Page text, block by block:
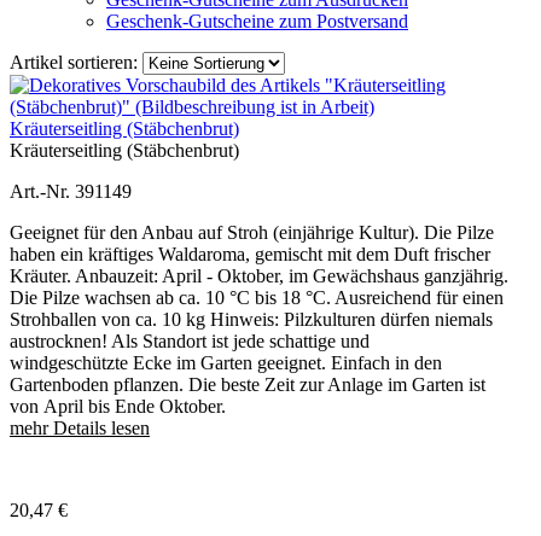
Geschenk-Gutscheine zum Postversand
Artikel sortieren:
Kräuterseitling (Stäbchenbrut)
Kräuterseitling (Stäbchenbrut)
Art.-Nr. 391149
Geeignet für den Anbau auf Stroh (einjährige Kultur). Die Pilze
haben ein kräftiges Waldaroma, gemischt mit dem Duft frischer
Kräuter. Anbauzeit: April - Oktober, im Gewächshaus ganzjährig.
Die Pilze wachsen ab ca. 10 °C bis 18 °C. Ausreichend für einen
Strohballen von ca. 10 kg Hinweis: Pilzkulturen dürfen niemals
austrocknen! Als Standort ist jede schattige und
windgeschützte Ecke im Garten geeignet. Einfach in den
Gartenboden pflanzen. Die beste Zeit zur Anlage im Garten ist
von April bis Ende Oktober.
mehr Details lesen
20,47 €